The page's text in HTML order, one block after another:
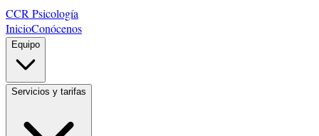
CCR Psicología
InicioConócenos
Equipo
Servicios y tarifas